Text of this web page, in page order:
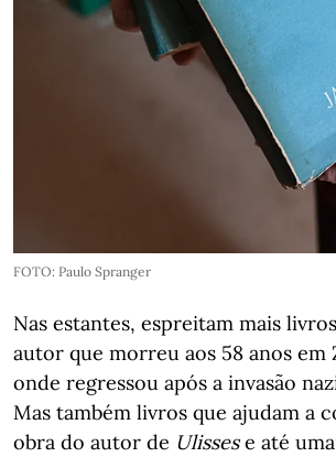
FOTO: Paulo Spranger
Nas estantes, espreitam mais
autor que morreu aos 58 anos em
onde regressou após a invasão
Mas também livros que ajudam a
obra do autor de Ulissese até